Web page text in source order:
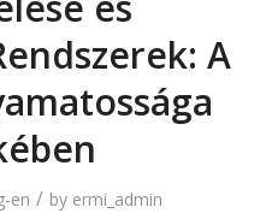
A
en / by ermi_admin